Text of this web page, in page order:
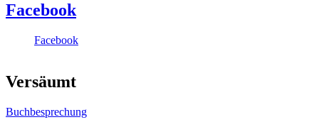
Facebook
Facebook
Versäumt
Buchbesprechung